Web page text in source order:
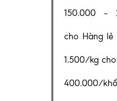
150.000 –
cho Hàng lẻ
1.500/kg